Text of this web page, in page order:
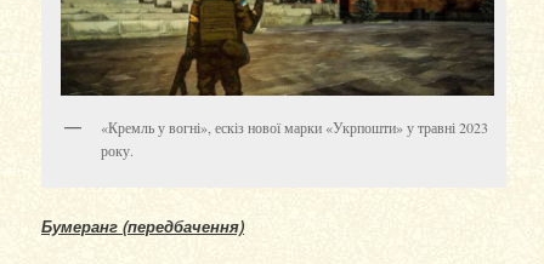
«Кремль у вогні», ескіз нової марки «Укрпошти» у травні 2023
року.
Бумеранг (передбачення)